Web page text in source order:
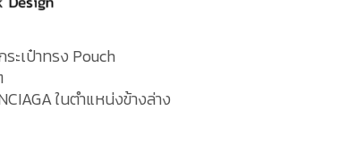
ะเป๋าทรง Pouch
ในตำแหน่งข้างล่าง